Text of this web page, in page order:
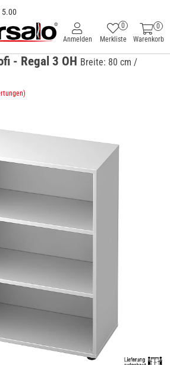
5.00
0
Warenkorb
Merkliste
0
Anmelden
- Regal 3 OH Breite: 80 cm /